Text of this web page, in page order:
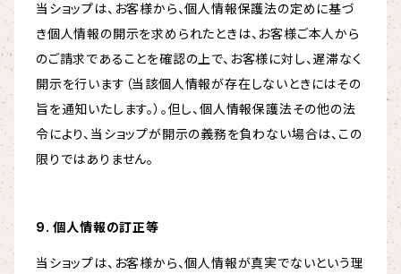
当ショップは、お客様から、個人情報保護法の定めに基づ
き個人情報の開示を求められたときは、お客様ご本人から
のご請求であることを確認の上で、お客様に対し、遅滞なく
開示を行います（当該個人情報が存在しないときにはその
旨を通知いたします。）。但し、個人情報保護法その他の法
令により、当ショップが開示の義務を負わない場合は、この
限りではありません。
9. 個人情報の訂正等
当ショップは、お客様から、個人情報が真実でないという理